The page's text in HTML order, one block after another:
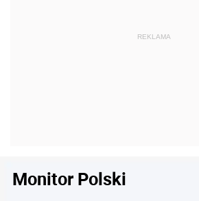
Monitor Polski